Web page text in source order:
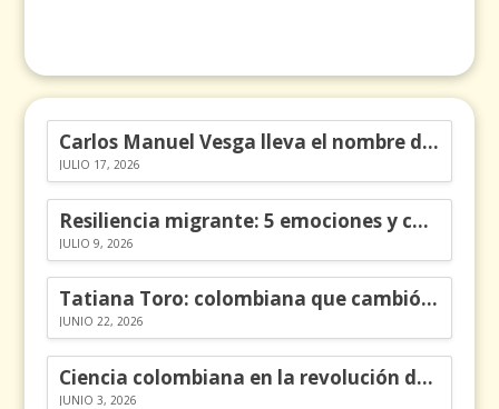
Carlos Manuel Vesga lleva el nombre de Colombia a los Emmy
JULIO 17, 2026
Resiliencia migrante: 5 emociones y cómo gestionarlas
JULIO 9, 2026
Tatiana Toro: colombiana que cambió la historia de las matemáticas
JUNIO 22, 2026
Ciencia colombiana en la revolución de los órganos en chips
JUNIO 3, 2026